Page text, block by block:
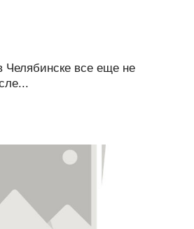
Челябинске все еще не